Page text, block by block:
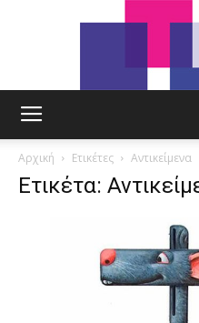
Αρχική Ετικέτες Αντικείμενα
Ετικέτα: